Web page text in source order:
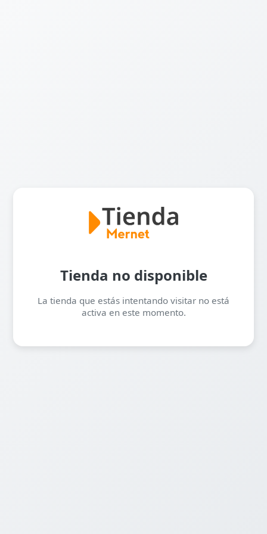
Tienda no disponible
La tienda que estás intentando visitar no está
activa en este momento.